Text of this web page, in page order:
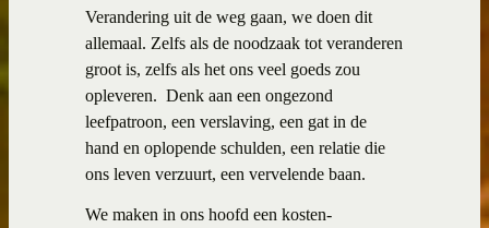
Verandering uit de weg gaan, we doen dit
allemaal. Zelfs als de noodzaak tot veranderen
groot is, zelfs als het ons veel goeds zou
opleveren. Denk aan een ongezond
leefpatroon, een verslaving, een gat in de
hand en oplopende schulden, een relatie die
ons leven verzuurt, een vervelende baan.
We maken in ons hoofd een kosten-